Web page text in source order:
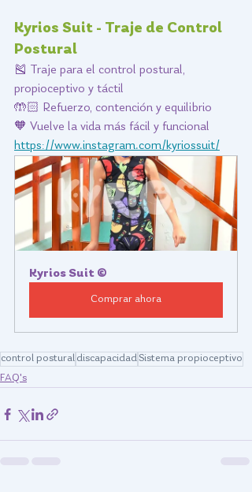
Kyrios Suit - Traje de Control
Postural
🎽 Traje para el control postural,
propioceptivo y táctil
🤲🏻 Refuerzo, contención y equilibrio
🧡 Vuelve la vida más fácil y funcional
https://www.instagram.com/kyriossuit/
Kyrios Suit ©
Comprar ahora
control postural discapacidadSistema propioceptivo
FAQ's